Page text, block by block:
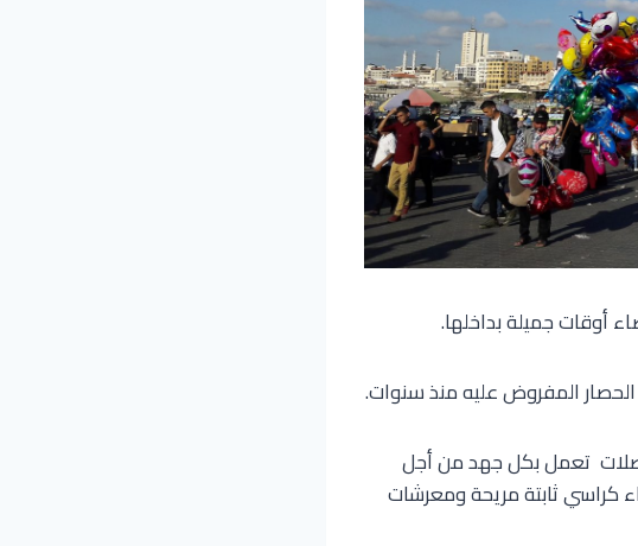
أوقات جميلة بداخلها.
المفروض عليه منذ سنوات.
تعمل بكل جهد من أجل
كراسي ثابتة مريحة ومعرشات